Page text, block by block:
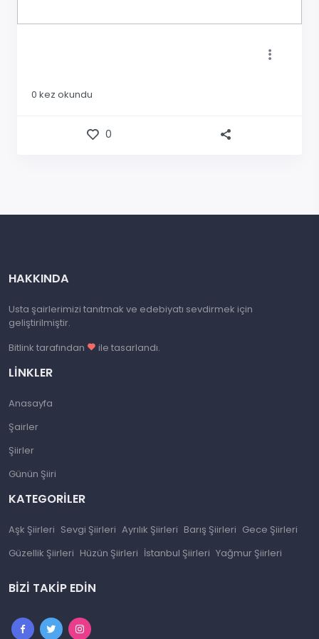
0 kez okundu
0
HAKKINDA
Usta şairlerimizi tanıtmak ve edebiyatı sevdirmek için
geliştirilmiştir.
Bitlink tarafından
ile tasarlandı.
LINKLER
Anasayfa
Şairler
Şiirler
Günün Şiiri
KATEGORILER
Aşk Şiirleri Sevgi Şiirleri Ayrılık Şiirleri Barış Şiirleri Gece Şiirleri
Güzellik Şiirleri Hüzün Şiirleri İstanbul Şiirleri Yağmur Şiirleri
BIZI TAKIP EDIN